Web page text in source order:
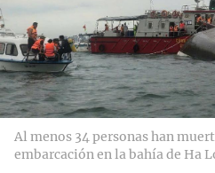
Al menos 34 personas han
embarcación en la bahía de Ha